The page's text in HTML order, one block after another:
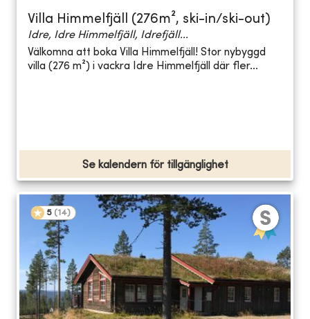
Villa Himmelfjäll (276m², ski-in/ski-out)
Idre, Idre Himmelfjäll, Idrefjäll...
Välkomna att boka Villa Himmelfjäll! Stor nybyggd
villa (276 m²) i vackra Idre Himmelfjäll där fler...
Se kalendern för tillgänglighet
5 (14)